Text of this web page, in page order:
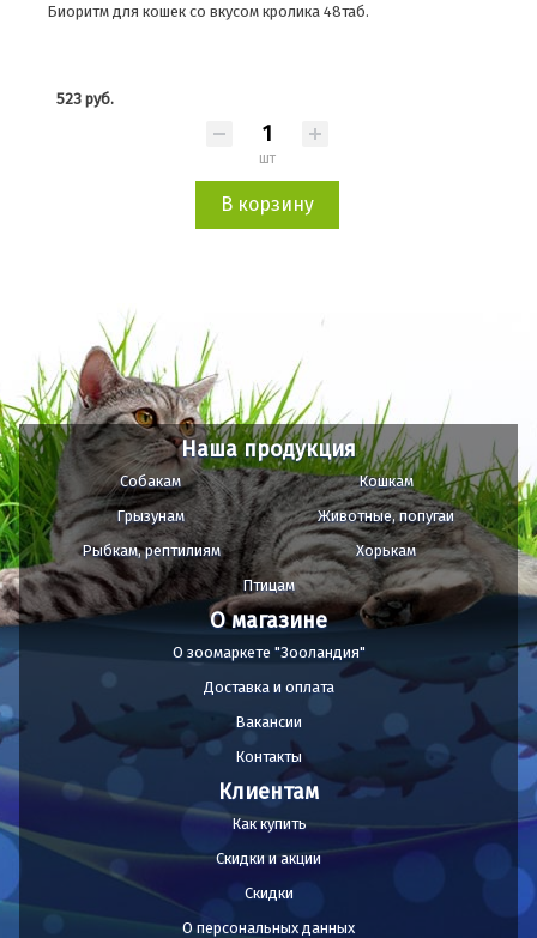
Биоритм для кошек со вкусом кролика 48таб.
523 руб.
шт
В корзину
Наша продукция
Собакам
Кошкам
Грызунам
Животные, попугаи
Рыбкам, рептилиям
Хорькам
Птицам
О магазине
О зоомаркете "Зооландия"
Доставка и оплата
Вакансии
Контакты
Клиентам
Как купить
Скидки и акции
Скидки
О персональных данных